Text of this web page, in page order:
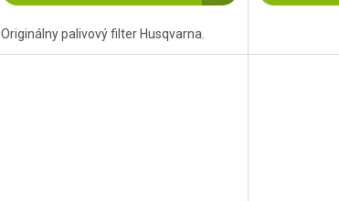
Originálny palivový filter Husqvarna.